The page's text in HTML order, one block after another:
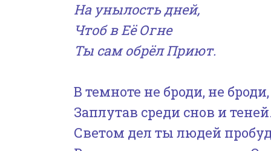
На унылость дней,
Чтоб в Её Огне
Ты сам обрёл Приют.
В темноте не броди, не броди,
Заплутав среди снов и
Светом дел ты людей